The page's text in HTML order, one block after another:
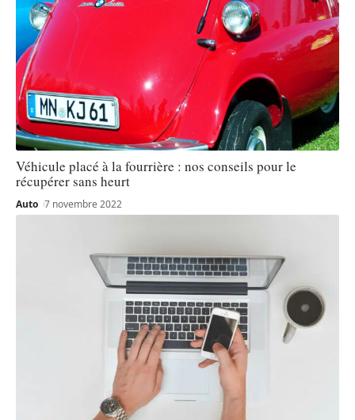
Véhicule placé à la fourrière : nos conseils pour le
récupérer sans heurt
Auto 7 novembre 2022